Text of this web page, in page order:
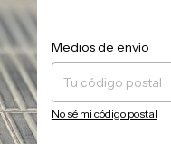
Entregas para el CP:
Medios de envío
No sé mi código postal